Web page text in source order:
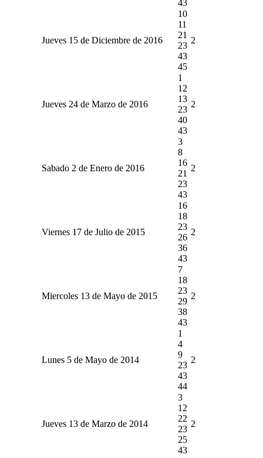
43
Jueves 15 de Diciembre de 2016
10
11
21
23
43
45
2
Jueves 24 de Marzo de 2016
1
12
13
23
40
43
2
Sabado 2 de Enero de 2016
3
8
16
21
23
43
2
Viernes 17 de Julio de 2015
16
18
23
26
36
43
2
Miercoles 13 de Mayo de 2015
7
18
23
29
38
43
2
Lunes 5 de Mayo de 2014
1
4
9
23
43
44
2
Jueves 13 de Marzo de 2014
3
12
22
23
25
43
2